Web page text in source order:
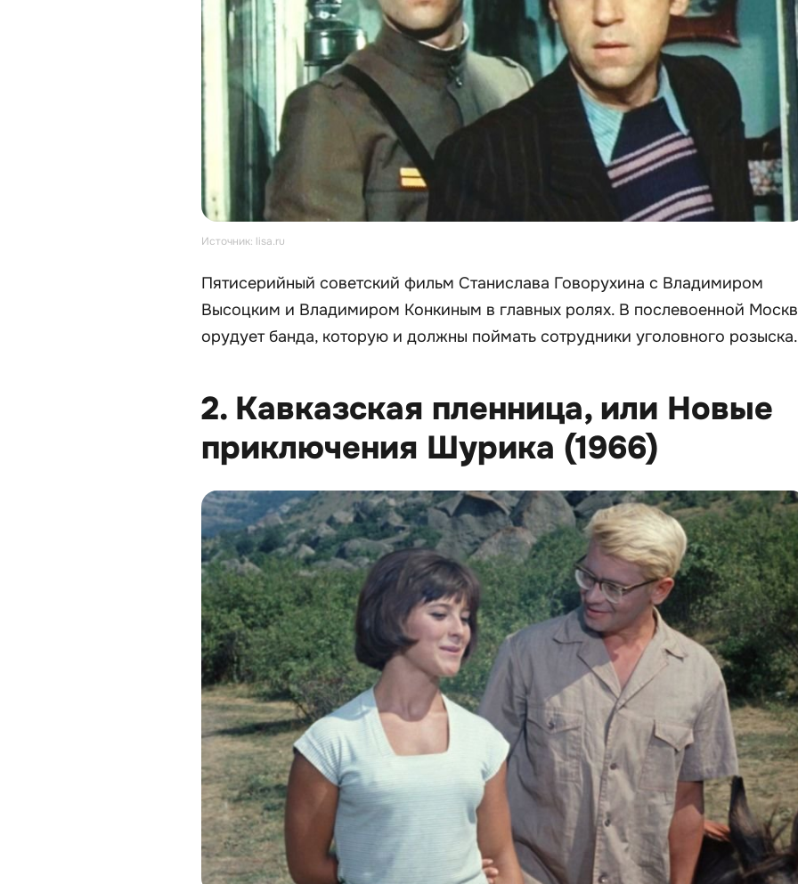
Источник: lisa.ru
Пятисерийный советский фильм Станислава Говорухина с Владимиром
Высоцким и Владимиром Конкиным в главных ролях. В послевоенной
орудует банда, которую и должны поймать сотрудники уголовного розыска.
2. Кавказская пленница, или Новые
приключения Шурика (1966)